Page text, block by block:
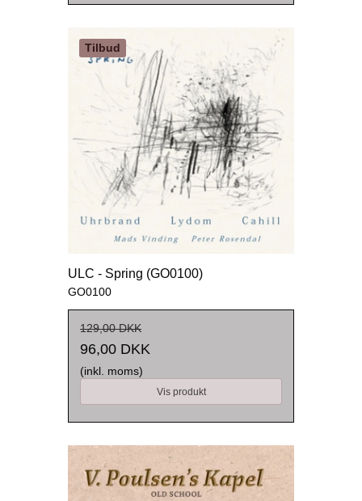
Tilbud
ULC - Spring (GO0100)
GO0100
129,00 DKK
96,00 DKK
(inkl. moms)
Vis produkt